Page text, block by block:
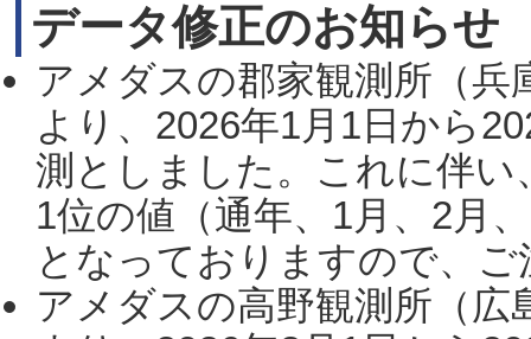
データ修正のお知らせ
アメダスの郡家観測所（
より、2026年1月1日から
測としました。これに伴い
1位の値（通年、1月、2月
となっておりますので、
アメダスの高野観測所（